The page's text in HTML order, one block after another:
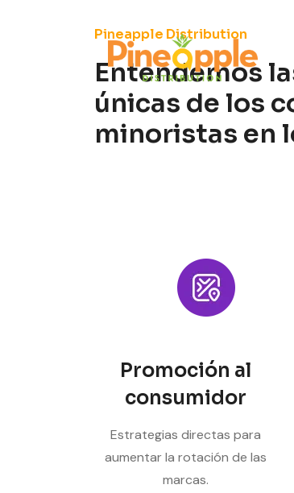
Pineapple Distribution
Entendemos
únicas de los
minoristas en
Promoción al
consumidor
Estrategias directas para
aumentar la rotación de las
marcas.